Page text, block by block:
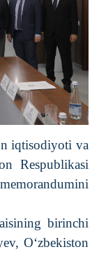
iqtisodiyoti va
Respublikasi
birinchi
O‘zbekiston